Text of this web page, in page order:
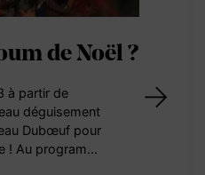
de Noël ?
à partir de
déguisement
Dubœuf pour
! Au program…